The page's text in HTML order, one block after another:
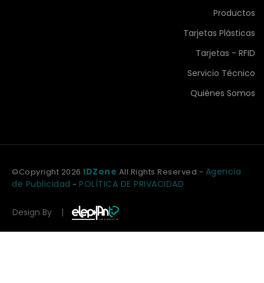
Productos
Tarjetas Plásticas
Tarjetas - RFID
Servicio Técnico
Quiénes Somos
©Copyright 2026 IDZone All Rights Reserved - Agencia
de Publicidad - POLÍTICA DE PRIVACIDAD
Design By |